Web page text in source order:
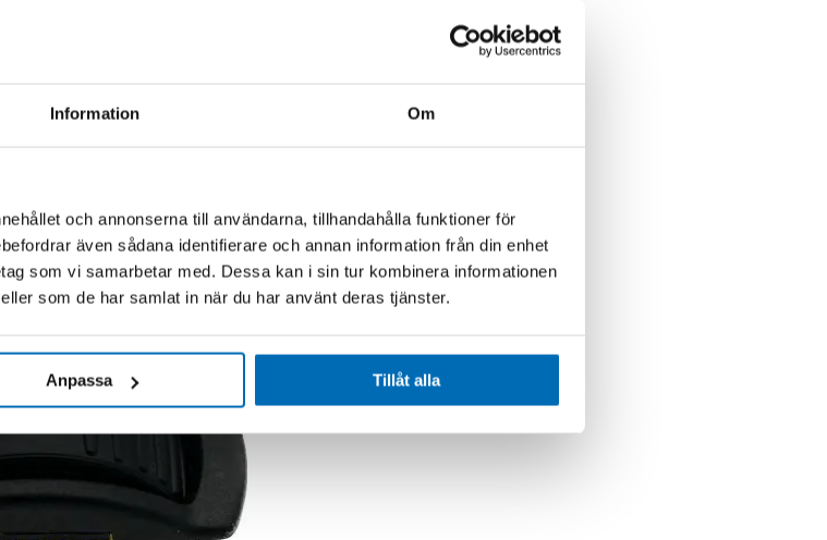
Information Om
och annonserna till användarna, tillhandahålla funktioner för
även sådana identifierare och annan information från din enhet
som vi samarbetar med. Dessa kan i sin tur kombinera informationen
som de har samlat in när du har använt deras tjänster.
Anpassa Tillåt alla